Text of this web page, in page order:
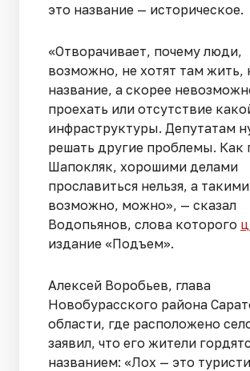
это название — историческое.
«Отворачивает, почему люди,
возможно, не хотят там жить,
название, а скорее
проехать или отсутствие
инфраструктуры. Депутатам
решать другие проблемы. Как
Шапокляк, хорошими делами
прославиться нельзя, а
возможно, можно», — сказал
Водопьянов, слова которого
издание «Подъем».
Алексей Воробьев, глава
Новобурасского района
области, где расположено
заявил, что его жители
названием: «Лох — это